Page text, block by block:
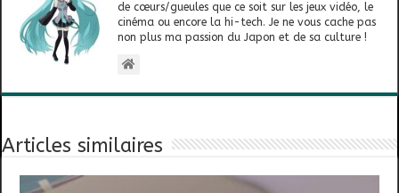
de cœurs/gueules que ce soit sur les jeux vidéo, le
cinéma ou encore la hi-tech. Je ne vous cache pas
non plus ma passion du Japon et de sa culture !
Articles similaires